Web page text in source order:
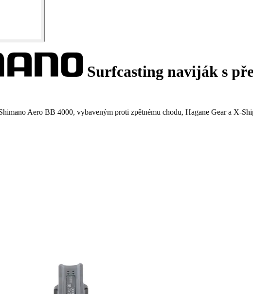
Surfcasting naviják s
Aero BB 4000, vybaveným proti zpětnému chodu, Hagane Gear a X-